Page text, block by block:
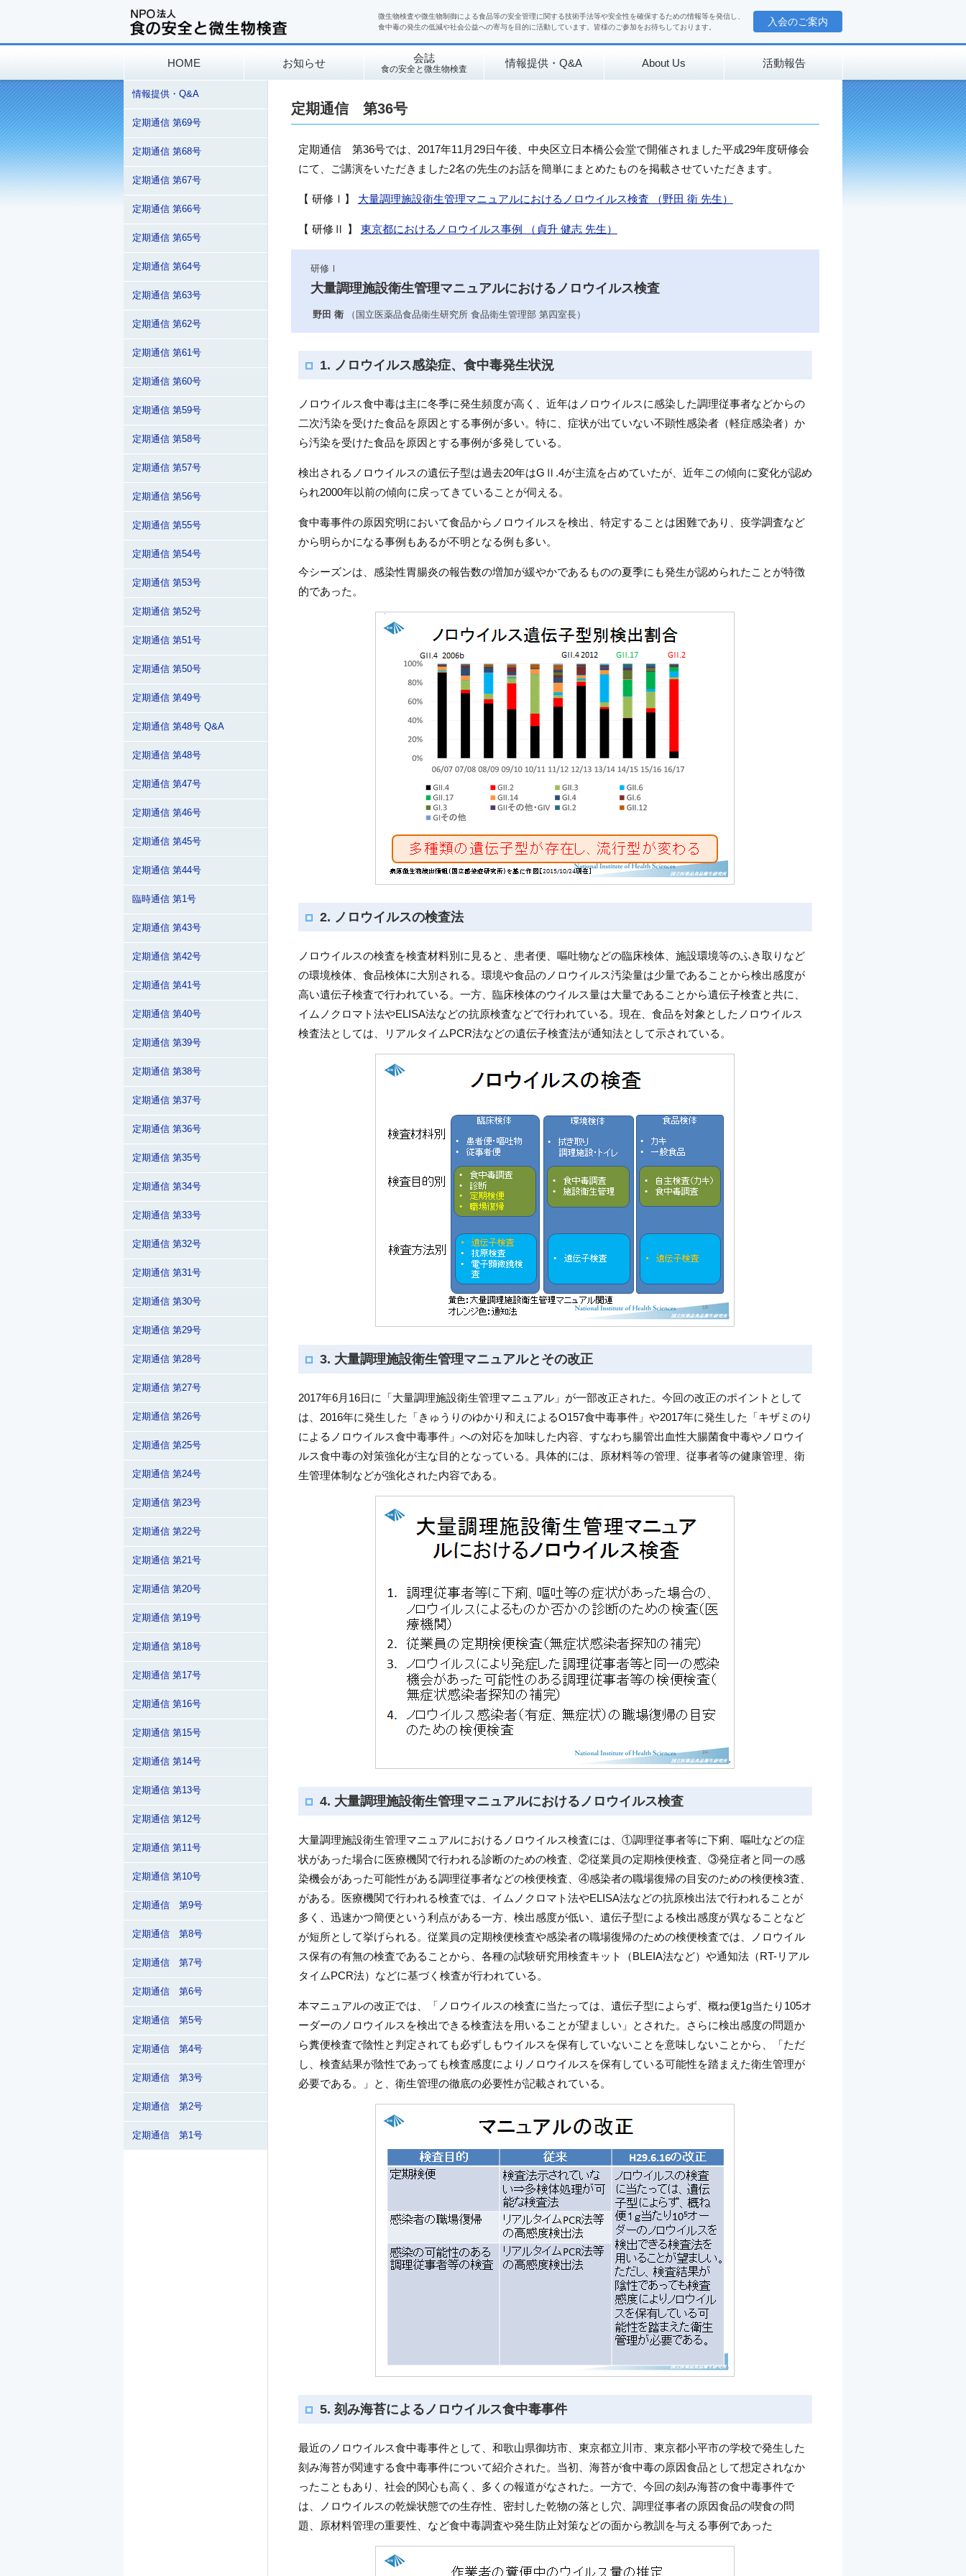
微生物検査や微生物制御による食品等の安全管理に関する技術手法等や安全性を確保するための情報等を発信し、
食中毒の発生の低減や社会公益への寄与を目的に活動しています。皆様のご参加をお待ちしております。
入会のご案内
HOME お知らせ 会誌
食の安全と微生物検査 情報提供・Q&A About Us 活動報告
定期通信 第36号
定期通信 第36号では、2017年11月29日午後、中央区立日本橋公会堂で開催されました平成29年度研修会
にて、ご講演をいただきました2名の先生のお話を簡単にまとめたものを掲載させていただきます。
【 研修Ⅰ】 大量調理施設衛生管理マニュアルにおけるノロウイルス検査 （野田 衛 先生）
【 研修Ⅱ 】 東京都におけるノロウイルス事例 （貞升 健志 先生）
研修Ⅰ
大量調理施設衛生管理マニュアルにおけるノロウイルス検査
野田 衛 （国立医薬品食品衛生研究所 食品衛生管理部 第四室長）
1. ノロウイルス感染症、食中毒発生状況
ノロウイルス食中毒は主に冬季に発生頻度が高く、近年はノロウイルスに感染した調理従事者などからの
二次汚染を受けた食品を原因とする事例が多い。特に、症状が出ていない不顕性感染者（軽症感染者）か
ら汚染を受けた食品を原因とする事例が多発している。
検出されるノロウイルスの遺伝子型は過去20年はGⅡ.4が主流を占めていたが、近年この傾向に変化が認め
られ2000年以前の傾向に戻ってきていることが伺える。
食中毒事件の原因究明において食品からノロウイルスを検出、特定することは困難であり、疫学調査など
から明らかになる事例もあるが不明となる例も多い。
今シーズンは、感染性胃腸炎の報告数の増加が緩やかであるものの夏季にも発生が認められたことが特徴
的であった。
2. ノロウイルスの検査法
ノロウイルスの検査を検査材料別に見ると、患者便、嘔吐物などの臨床検体、施設環境等のふき取りなど
の環境検体、食品検体に大別される。環境や食品のノロウイルス汚染量は少量であることから検出感度が
高い遺伝子検査で行われている。一方、臨床検体のウイルス量は大量であることから遺伝子検査と共に、
イムノクロマト法やELISA法などの抗原検査などで行われている。現在、食品を対象としたノロウイルス
検査法としては、リアルタイムPCR法などの遺伝子検査法が通知法として示されている。
3. 大量調理施設衛生管理マニュアルとその改正
2017年6月16日に「大量調理施設衛生管理マニュアル」が一部改正された。今回の改正のポイントとして
は、2016年に発生した「きゅうりのゆかり和えによるO157食中毒事件」や2017年に発生した「キザミのり
によるノロウイルス食中毒事件」への対応を加味した内容、すなわち腸管出血性大腸菌食中毒やノロウイ
ルス食中毒の対策強化が主な目的となっている。具体的には、原材料等の管理、従事者等の健康管理、衛
生管理体制などが強化された内容である。
4. 大量調理施設衛生管理マニュアルにおけるノロウイルス検査
大量調理施設衛生管理マニュアルにおけるノロウイルス検査には、①調理従事者等に下痢、嘔吐などの症
状があった場合に医療機関で行われる診断のための検査、②従業員の定期検便検査、③発症者と同一の感
染機会があった可能性がある調理従事者などの検便検査、④感染者の職場復帰の目安のための検便検3査、
がある。医療機関で行われる検査では、イムノクロマト法やELISA法などの抗原検出法で行われることが
多く、迅速かつ簡便という利点がある一方、検出感度が低い、遺伝子型による検出感度が異なることなど
が短所として挙げられる。従業員の定期検便検査や感染者の職場復帰のための検便検査では、ノロウイル
ス保有の有無の検査であることから、各種の試験研究用検査キット（BLEIA法など）や通知法（RT-リアル
タイムPCR法）などに基づく検査が行われている。
本マニュアルの改正では、「ノロウイルスの検査に当たっては、遺伝子型によらず、概ね便1g当たり105オ
ーダーのノロウイルスを検出できる検査法を用いることが望ましい」とされた。さらに検出感度の問題か
ら糞便検査で陰性と判定されても必ずしもウイルスを保有していないことを意味しないことから、「ただ
し、検査結果が陰性であっても検査感度によりノロウイルスを保有している可能性を踏まえた衛生管理が
必要である。」と、衛生管理の徹底の必要性が記載されている。
5. 刻み海苔によるノロウイルス食中毒事件
最近のノロウイルス食中毒事件として、和歌山県御坊市、東京都立川市、東京都小平市の学校で発生した
刻み海苔が関連する食中毒事件について紹介された。当初、海苔が食中毒の原因食品として想定されなか
ったこともあり、社会的関心も高く、多くの報道がなされた。一方で、今回の刻み海苔の食中毒事件で
は、ノロウイルスの乾燥状態での生存性、密封した乾物の落とし穴、調理従事者の原因食品の喫食の問
題、原材料管理の重要性、など食中毒調査や発生防止対策などの面から教訓を与える事例であった
情報提供・Q&A
定期通信 第69号
定期通信 第68号
定期通信 第67号
定期通信 第66号
定期通信 第65号
定期通信 第64号
定期通信 第63号
定期通信 第62号
定期通信 第61号
定期通信 第60号
定期通信 第59号
定期通信 第58号
定期通信 第57号
定期通信 第56号
定期通信 第55号
定期通信 第54号
定期通信 第53号
定期通信 第52号
定期通信 第51号
定期通信 第50号
定期通信 第49号
定期通信 第48号 Q&A
定期通信 第48号
定期通信 第47号
定期通信 第46号
定期通信 第45号
定期通信 第44号
臨時通信 第1号
定期通信 第43号
定期通信 第42号
定期通信 第41号
定期通信 第40号
定期通信 第39号
定期通信 第38号
定期通信 第37号
定期通信 第36号
定期通信 第35号
定期通信 第34号
定期通信 第33号
定期通信 第32号
定期通信 第31号
定期通信 第30号
定期通信 第29号
定期通信 第28号
定期通信 第27号
定期通信 第26号
定期通信 第25号
定期通信 第24号
定期通信 第23号
定期通信 第22号
定期通信 第21号
定期通信 第20号
定期通信 第19号
定期通信 第18号
定期通信 第17号
定期通信 第16号
定期通信 第15号
定期通信 第14号
定期通信 第13号
定期通信 第12号
定期通信 第11号
定期通信 第10号
定期通信 第9号
定期通信 第8号
定期通信 第7号
定期通信 第6号
定期通信 第5号
定期通信 第4号
定期通信 第3号
定期通信 第2号
定期通信 第1号